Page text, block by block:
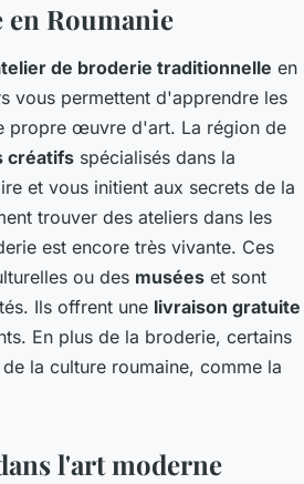
Roumanie
de broderie traditionnelle en
vous permettent d'apprendre les
propre œuvre d'art. La région de
créatifs spécialisés dans la
et vous initient aux secrets de la
trouver des ateliers dans les
est encore très vivante. Ces
ou des musées et sont
Ils offrent une livraison gratuite
En plus de la broderie, certains
la culture roumaine, comme la
l'art moderne